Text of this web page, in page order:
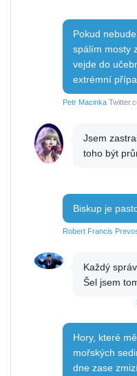
Pokud
spálím mosty
vejde do
extrémní
Petr Macinka
Jsem
toho být
Biskup je
Robert Francis
Každý
Šel jsem
Hory, které
mořských
dne zase